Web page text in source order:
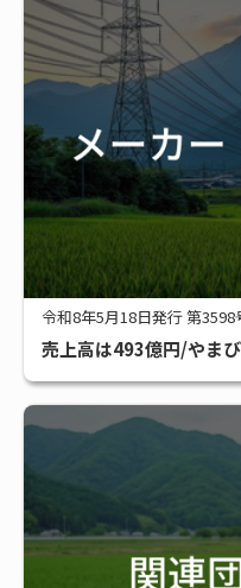
令和8年5月18日発行 第3598
売上高は493億円/やま